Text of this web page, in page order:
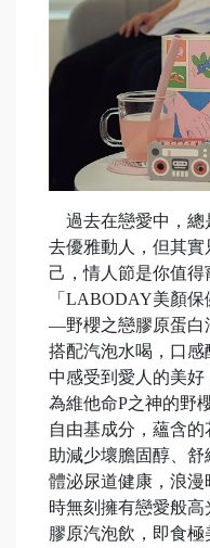
過去在戀愛中，總
去優雅動人，但其
己，情人節是你值得
「LABODAY美顏
—野櫻之戀膠原蛋白
搭配汽泡水喝，口
中感受到愛人的美
為維他命P之神的野
自由基成分，蘊含
助減少壞膽固醇、
體泌尿道健康，浪
時無刻擁有戀愛般
膠原汽泡飲，即食極